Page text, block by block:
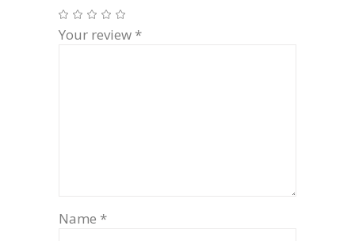
Your review *
Name *